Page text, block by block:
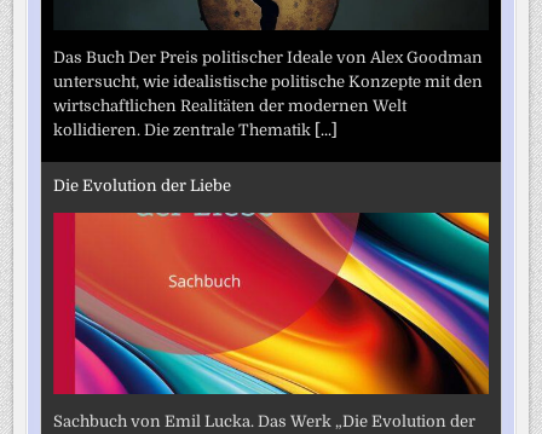
Das Buch Der Preis politischer Ideale von Alex Goodman
untersucht, wie idealistische politische Konzepte mit den
wirtschaftlichen Realitäten der modernen Welt
kollidieren. Die zentrale Thematik [...]
Die Evolution der Liebe
Sachbuch von Emil Lucka. Das Werk „Die Evolution der